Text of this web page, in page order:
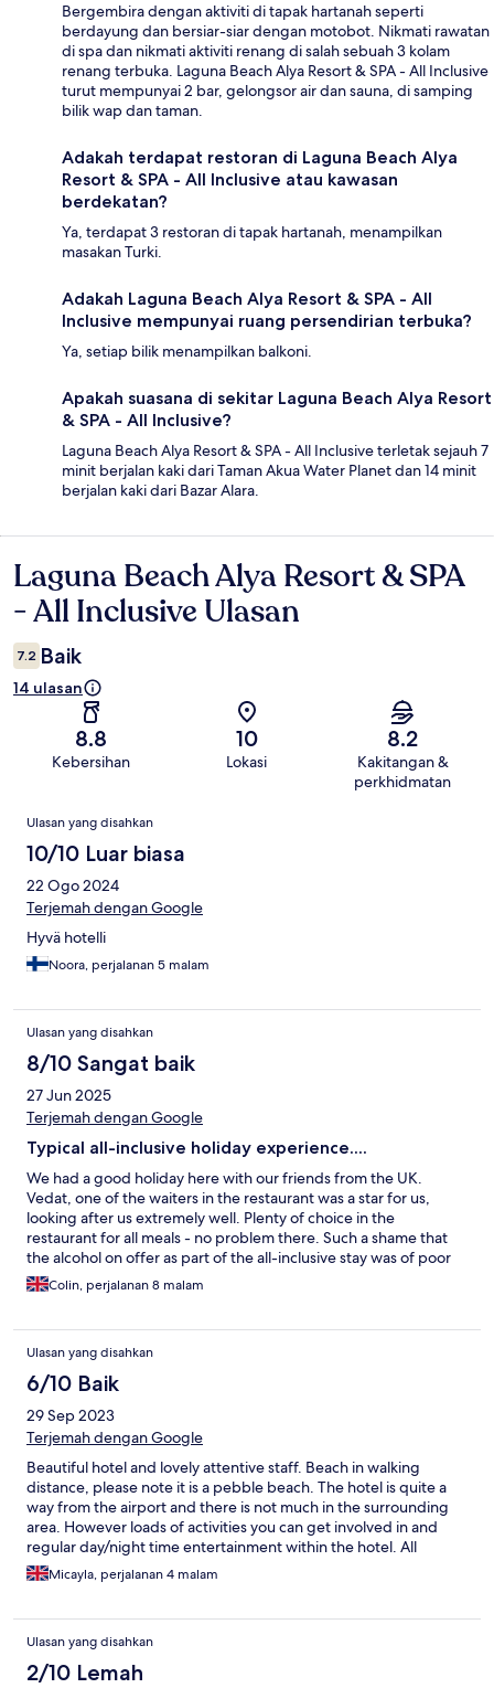
Bergembira dengan aktiviti di tapak hartanah seperti
berdayung dan bersiar-siar dengan motobot. Nikmati rawatan
di spa dan nikmati aktiviti renang di salah sebuah 3 kolam
renang terbuka. Laguna Beach Alya Resort & SPA - All Inclusive
turut mempunyai 2 bar, gelongsor air dan sauna, di samping
bilik wap dan taman.
Adakah terdapat restoran di Laguna Beach Alya
Resort & SPA - All Inclusive atau kawasan
berdekatan?
Ya, terdapat 3 restoran di tapak hartanah, menampilkan
masakan Turki.
Adakah Laguna Beach Alya Resort & SPA - All
Inclusive mempunyai ruang persendirian terbuka?
Ya, setiap bilik menampilkan balkoni.
Apakah suasana di sekitar Laguna Beach Alya Resort
& SPA - All Inclusive?
Laguna Beach Alya Resort & SPA - All Inclusive terletak sejauh 7
minit berjalan kaki dari Taman Akua Water Planet dan 14 minit
berjalan kaki dari Bazar Alara.
Ulasan
Laguna Beach Alya Resort & SPA
- All Inclusive Ulasan
7.2 Baik
14 ulasan
8.8
Kebersihan
10
Lokasi
8.2
Kakitangan &
perkhidmatan
Ulasan
Ulasan yang disahkan
10/10 Luar biasa
22 Ogo 2024
Terjemah dengan Google
Hyvä hotelli
Noora, perjalanan 5 malam
Ulasan yang disahkan
8/10 Sangat baik
27 Jun 2025
Terjemah dengan Google
Typical all-inclusive holiday experience....
We had a good holiday here with our friends from the UK.
Vedat, one of the waiters in the restaurant was a star for us,
looking after us extremely well. Plenty of choice in the
restaurant for all meals - no problem there. Such a shame that
the alcohol on offer as part of the all-inclusive stay was of poor
quality. We do realise that the hotel is catering for people from
all parts of the world and that not everybody appreciates quality
Colin, perjalanan 8 malam
Ulasan yang disahkan
6/10 Baik
29 Sep 2023
Terjemah dengan Google
Beautiful hotel and lovely attentive staff. Beach in walking
distance, please note it is a pebble beach. The hotel is quite a
way from the airport and there is not much in the surrounding
area. However loads of activities you can get involved in and
regular day/night time entertainment within the hotel. All
inclusive is limited to a number of drink options available as part
of this. With regards to the food options, I found it to be
or dessert bar. Although I had a pleasant stay at this hotel, I
wouldn’t return as I didn’t enjoy the food whilst staying there
and was too far out to explore Antalya.
Micayla, perjalanan 4 malam
Ulasan yang disahkan
2/10 Lemah